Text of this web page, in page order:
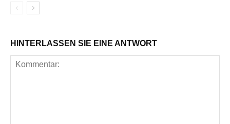
HINTERLASSEN SIE EINE ANTWORT